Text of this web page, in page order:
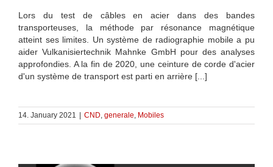
Lors du test de câbles en acier dans des bandes
transporteuses, la méthode par résonance magnétique
atteint ses limites. Un système de radiographie mobile a pu
aider Vulkanisiertechnik Mahnke GmbH pour des analyses
approfondies. A la fin de 2020, une ceinture de corde d'acier
d'un système de transport est parti en arrière [...]
14. January 2021 | CND generale Mobiles